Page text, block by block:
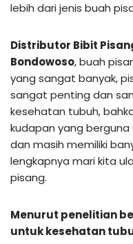
lebih dari jenis buah
Distributor Bibit
Bondowoso, buah
yang sangat banyak,
sangat penting dan
kesehatan tubuh,
kudapan yang
dan masih memiliki
lengkapnya mari kita
pisang.
Menurut penelitian
untuk kesehatan